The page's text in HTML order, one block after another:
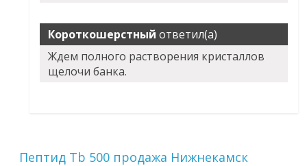
Короткошерстный ответил(а)
Ждем полного растворения кристаллов
щелочи банка.
Пептид Tb 500 продажа Нижнекамск